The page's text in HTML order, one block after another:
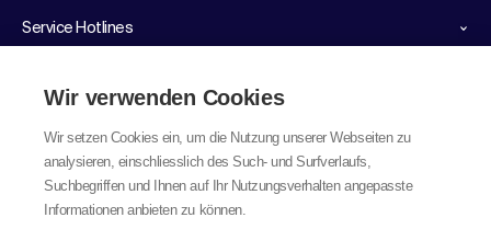
Service Hotlines
LinksWir verwenden Cookies
Wir setzen Cookies ein, um die Nutzung unserer Webseiten zu
analysieren, einschliesslich des Such- und Surfverlaufs,
Suchbegriffen und Ihnen auf Ihr Nutzungsverhalten angepasste
Informationen anbieten zu können.